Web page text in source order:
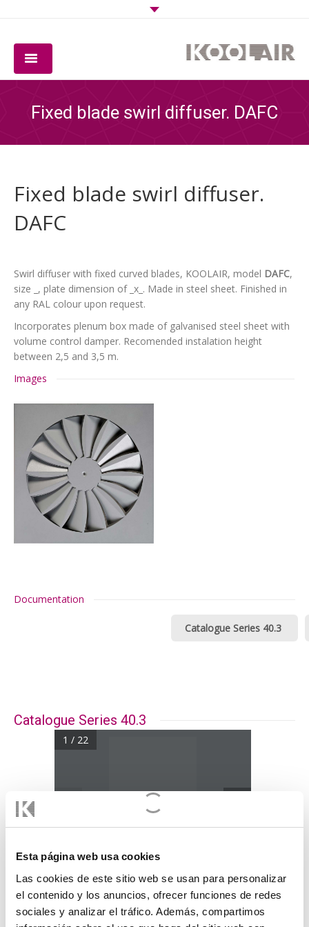
Esta página web usa cookies
Las cookies de este sitio web se usan para personalizar
el contenido y los anuncios, ofrecer funciones de redes
sociales y analizar el tráfico. Además, compartimos
QUALITY
DOWNLOADS
Fixed blade swirl diffuser. DAFC
Fixed blade swirl diffuser.
DAFC
Swirl diffuser with fixed curved blades, KOOLAIR, model DAFC,
size _, plate dimension of _x_. Made in steel sheet. Finished in
any RAL colour upon request.
Incorporates plenum box made of galvanised steel sheet with
volume control damper. Recomended instalation height
between 2,5 and 3,5 m.
Images
Documentation
Catalogue Series 40.3
Catalogue Series 40.3
1 / 22
Catalogue Series 40.3